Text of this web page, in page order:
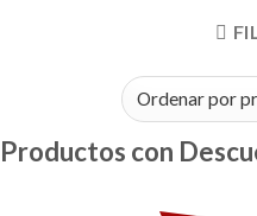
Productos con